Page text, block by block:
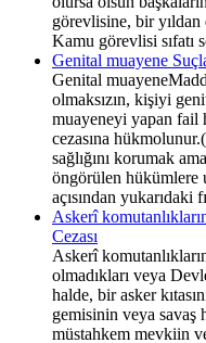
görevlisine, bir yıldan
Kamu görevlisi sıfatı
Genital muayene
Genital
olmaksızın, kişiyi
muayeneyi yapan fail
cezasına
sağlığını korumak
öngörülen hükümlere
açısından yukarıdaki
Askerî
Cezası
Askerî
olmadıkları veya
halde, bir asker
gemisinin veya savaş
müstahkem mevkiin